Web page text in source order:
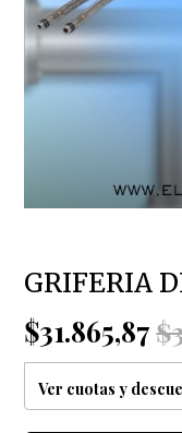
GRIFERIA
$31.865,87
Ver cuotas y